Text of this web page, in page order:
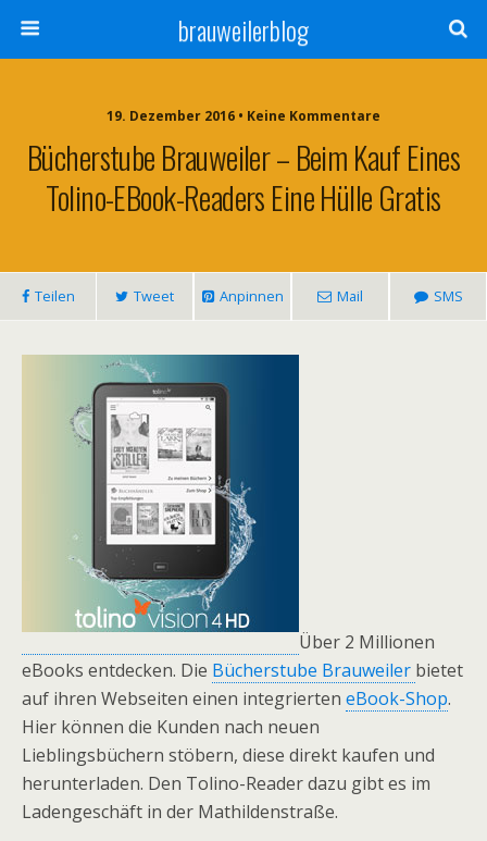
brauweilerblog
19. Dezember 2016 • Keine Kommentare
Bücherstube Brauweiler – Beim Kauf Eines
Tolino-EBook-Readers Eine Hülle Gratis
Teilen Tweet Anpinnen Mail SMS
Über 2 Millionen
eBooks entdecken. Die Bücherstube Brauweiler bietet
auf ihren Webseiten einen integrierten eBook-Shop.
Hier können die Kunden nach neuen
Lieblingsbüchern stöbern, diese direkt kaufen und
herunterladen. Den Tolino-Reader dazu gibt es im
Ladengeschäft in der Mathildenstraße.